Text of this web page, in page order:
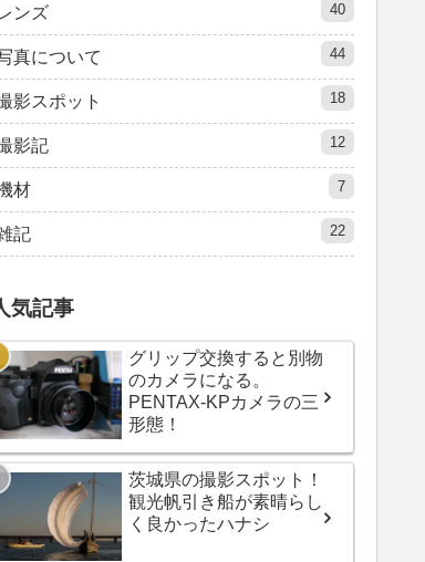
ンズ 40
真について 44
影スポット 18
影記 12
材 7
記 22
気記事
グリップ交換すると別物
のカメラになる。
PENTAX-KPカメラの三
形態！
茨城県の撮影スポット！
観光帆引き船が素晴らし
く良かったハナシ